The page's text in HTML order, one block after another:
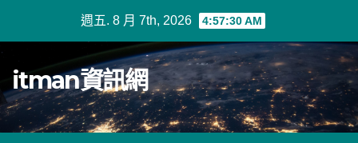
週五. 8 月 7th, 2026 4:57:31 AM
itman資訊網